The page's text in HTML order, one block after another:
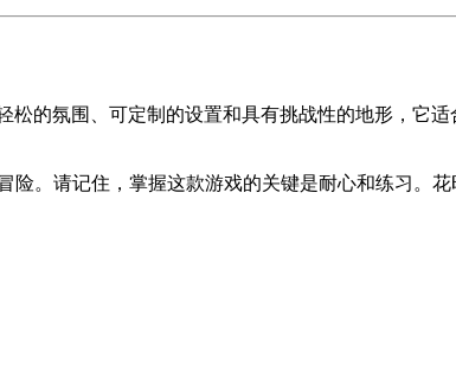
的氛围、可定制的设置和具有挑战性的地形，它
险。请记住，掌握这款游戏的关键是耐心和练习。